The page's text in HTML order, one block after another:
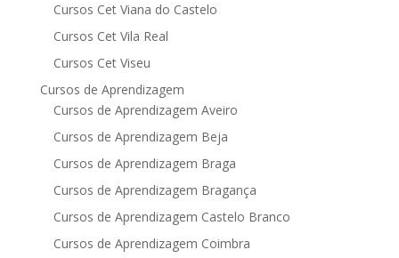
Cursos Cet Viana do Castelo
Cursos Cet Vila Real
Cursos Cet Viseu
Cursos de Aprendizagem
Cursos de Aprendizagem Aveiro
Cursos de Aprendizagem Beja
Cursos de Aprendizagem Braga
Cursos de Aprendizagem Bragança
Cursos de Aprendizagem Castelo Branco
Cursos de Aprendizagem Coimbra